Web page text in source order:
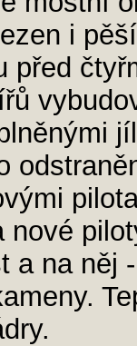
i
před
nové
a na něj